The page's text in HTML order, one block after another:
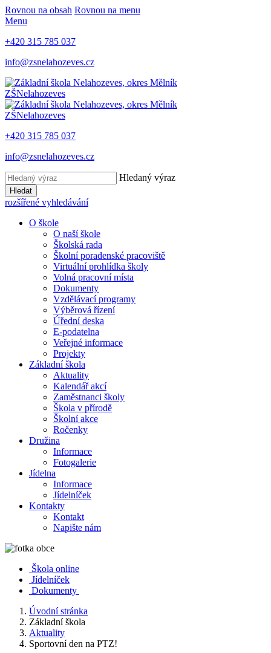
Rovnou na obsah Rovnou na menu
Menu
+420 315 785 037
info@zsnelahozeves.cz
ZŠNelahozeves
ZŠNelahozeves
+420 315 785 037
info@zsnelahozeves.cz
Hledaný výraz
Hledat
rozšířené vyhledávání
O škole
O naší škole
Školská rada
Školní poradenské pracoviště
Virtuální prohlídka školy
Volná pracovní místa
Dokumenty
Vzdělávací programy
Výběrová řízení
Úřední deska
E-podatelna
Veřejné informace
Projekty
Základní škola
Aktuality
Kalendář akcí
Zaměstnanci školy
Škola v přírodě
Školní akce
Ročenky
Družina
Informace
Fotogalerie
Jídelna
Informace
Jídelníček
Kontakty
Kontakt
Napište nám
Škola online
Jídelníček
Dokumenty
Úvodní stránka
Základní škola
Aktuality
Sportovní den na PTZ!